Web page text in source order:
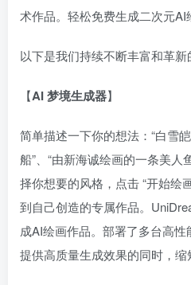
术作品。轻松免费生成二次元
以下是我们持续不断丰富和革新
【AI 梦境生成器】
简单描述一下你的想法：“白雪
船”、“由新海诚绘画的一条美人
择你想要的风格，点击 “开始绘
到自己创造的专属作品。
成AI绘画作品。部署了多台高
提供高质量生成效果的同时，缩